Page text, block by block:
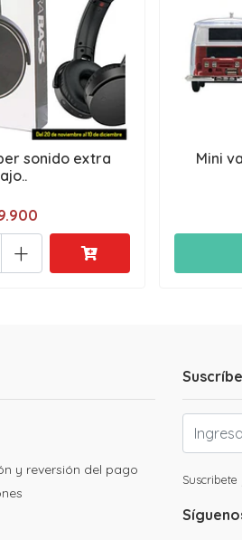
sonido extra
+
Mini
y reversión del pago